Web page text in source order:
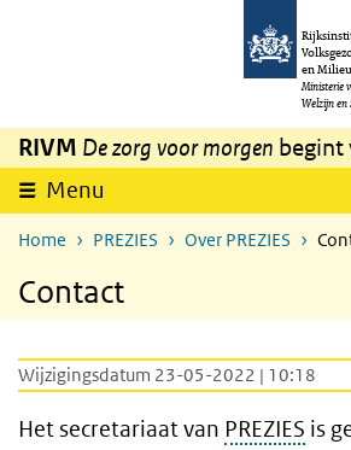
Overslaan en naar de inhoud gaan
en Milieu
Ministerie
Welzijn en
RIVM De zorg voor morgen begint
Menu
Home PREZIES Over PREZIES
Contact
Wijzigingsdatum 23-05-2022 | 10:18
Het secretariaat van PREZIES is